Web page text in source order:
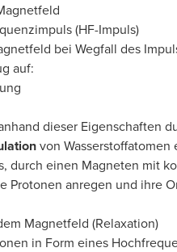
(HF-Impuls)
bei Wegfall des
auf:
dieser Eigenschaften
von Wasserstoffatomen
durch einen Magneten mit
Protonen anregen und ihre
Magnetfeld (Relaxation)
in Form eines